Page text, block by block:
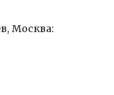
Москва: